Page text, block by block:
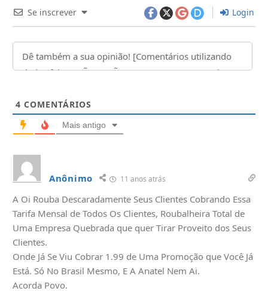
Se inscrever Login
4 COMENTÁRIOS
Mais antigo
Anônimo 11 anos atrás
A Oi Rouba Descaradamente Seus Clientes Cobrando Essa
Tarifa Mensal de Todos Os Clientes, Roubalheira Total de
Uma Empresa Quebrada que quer Tirar Proveito dos Seus
Clientes.
Onde Já Se Viu Cobrar 1.99 de Uma Promoção que Você Já
Está. Só No Brasil Mesmo, E A Anatel Nem Ai.
Acorda Povo.